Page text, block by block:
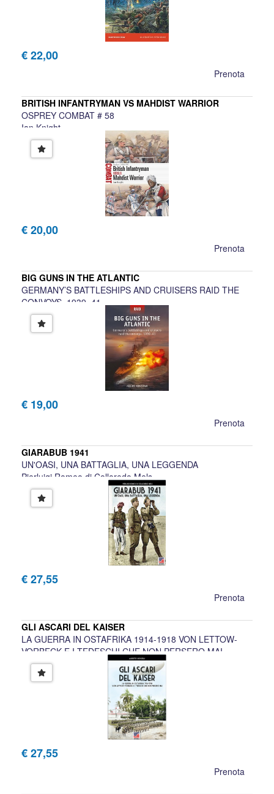
€ 22,00
Prenota
BRITISH INFANTRYMAN VS MAHDIST WARRIOR
OSPREY COMBAT # 58
Ian Knight
€ 20,00
Prenota
BIG GUNS IN THE ATLANTIC
GERMANY’S BATTLESHIPS AND CRUISERS RAID THE
CONVOYS, 1939–41
Angus Konstam
€ 19,00
Prenota
GIARABUB 1941
UN'OASI, UNA BATTAGLIA, UNA LEGGENDA
Pierluigi Romeo di Colloredo Mels
€ 27,55
Prenota
GLI ASCARI DEL KAISER
LA GUERRA IN OSTAFRIKA 1914-1918 VON LETTOW-
VORBECK E I TEDESCHI CHE NON PERSERO MAI
Alberto Rosselli
€ 27,55
Prenota